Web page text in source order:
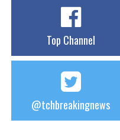
Top Channel
@tchbreakingnews